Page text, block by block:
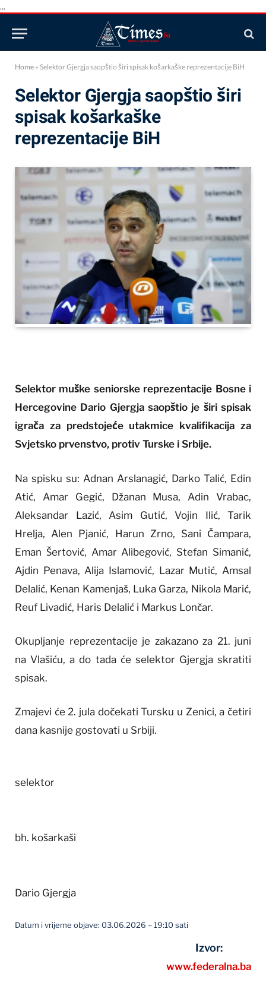
...
Home » Selektor Gjergja saopštio širi spisak košarkaške reprezentacije BiH
Selektor Gjergja saopštio širi
spisak košarkaške
reprezentacije BiH
Selektor muške seniorske reprezentacije Bosne i
Hercegovine Dario Gjergja saopštio je širi spisak
igrača za predstojeće utakmice kvalifikacija za
Svjetsko prvenstvo, protiv Turske i Srbije.
Na spisku su: Adnan Arslanagić, Darko Talić, Edin
Atić, Amar Gegić, Džanan Musa, Adin Vrabac,
Aleksandar Lazić, Asim Gutić, Vojin Ilić, Tarik
Hrelja, Alen Pjanić, Harun Zrno, Sani Čampara,
Eman Šertović, Amar Alibegović, Stefan Simanić,
Ajdin Penava, Alija Islamović, Lazar Mutić, Amsal
Delalić, Kenan Kamenjaš, Luka Garza, Nikola Marić,
Reuf Livadić, Haris Delalić i Markus Lončar.
Okupljanje reprezentacije je zakazano za 21. juni
na Vlašiću, a do tada će selektor Gjergja skratiti
spisak.
Zmajevi će 2. jula dočekati Tursku u Zenici, a četiri
dana kasnije gostovati u Srbiji.
selektor
bh. košarkaši
Dario Gjergja
Datum i vrijeme objave: 03.06.2026 – 19:10 sati
Izvor:
www.federalna.ba